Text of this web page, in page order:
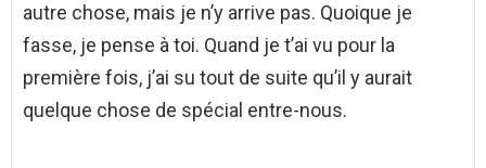
autre chose, mais je n’y arrive pas. Quoique je
fasse, je pense à toi. Quand je t’ai vu pour la
première fois, j’ai su tout de suite qu’il y aurait
quelque chose de spécial entre-nous.